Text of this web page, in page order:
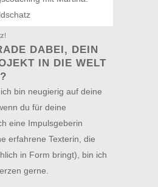
DABEI, DEIN
IN DIE WELT
bin neugierig auf deine
du für deine
eine Impulsgeberin
erfahrene Texterin, die
in Form bringt), bin ich
gerne.